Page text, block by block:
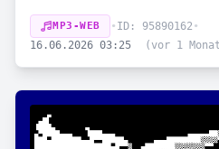
MP3-WEB • ID: 95890162 •
16.06.2026 03:25
(vor 1